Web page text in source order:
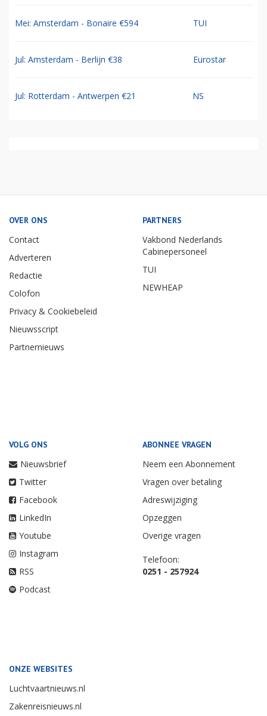
Mei: Amsterdam - Bonaire €594 TUI
Jul: Amsterdam - Berlijn €38 Eurostar
Jul: Rotterdam - Antwerpen €21 NS
OVER ONS
Contact
Adverteren
Redactie
Colofon
Privacy & Cookiebeleid
Nieuwsscript
Partnernieuws
PARTNERS
Vakbond Nederlands
Cabinepersoneel
TUI
NEWHEAP
VOLG ONS
Nieuwsbrief
Twitter
Facebook
LinkedIn
Youtube
Instagram
RSS
Podcast
ABONNEE VRAGEN
Neem een Abonnement
Vragen over betaling
Adreswijziging
Opzeggen
Overige vragen
Telefoon:
0251 - 257924
ONZE WEBSITES
Luchtvaartnieuws.nl
Zakenreisnieuws.nl